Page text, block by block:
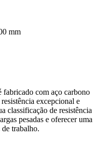
mm
com aço carbono
excepcional e
classificação de resistência
pesadas e oferecer uma
trabalho.